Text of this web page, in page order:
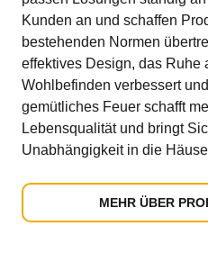
Kunden an und schaffen
bestehenden Normen
effektives Design, das Ruhe
Wohlbefinden verbessert
gemütliches Feuer schafft
Lebensqualität und bringt
Unabhängigkeit in die
MEHR ÜBER